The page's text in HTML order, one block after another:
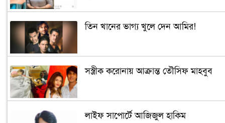
তিন খানের ভাগ্য খুলে দেন আমির!
সস্ত্রীক করোনায় আক্রান্ত তৌসিফ মাহবুব
লাইফ সাপোর্টে আজিজুল হাকিম